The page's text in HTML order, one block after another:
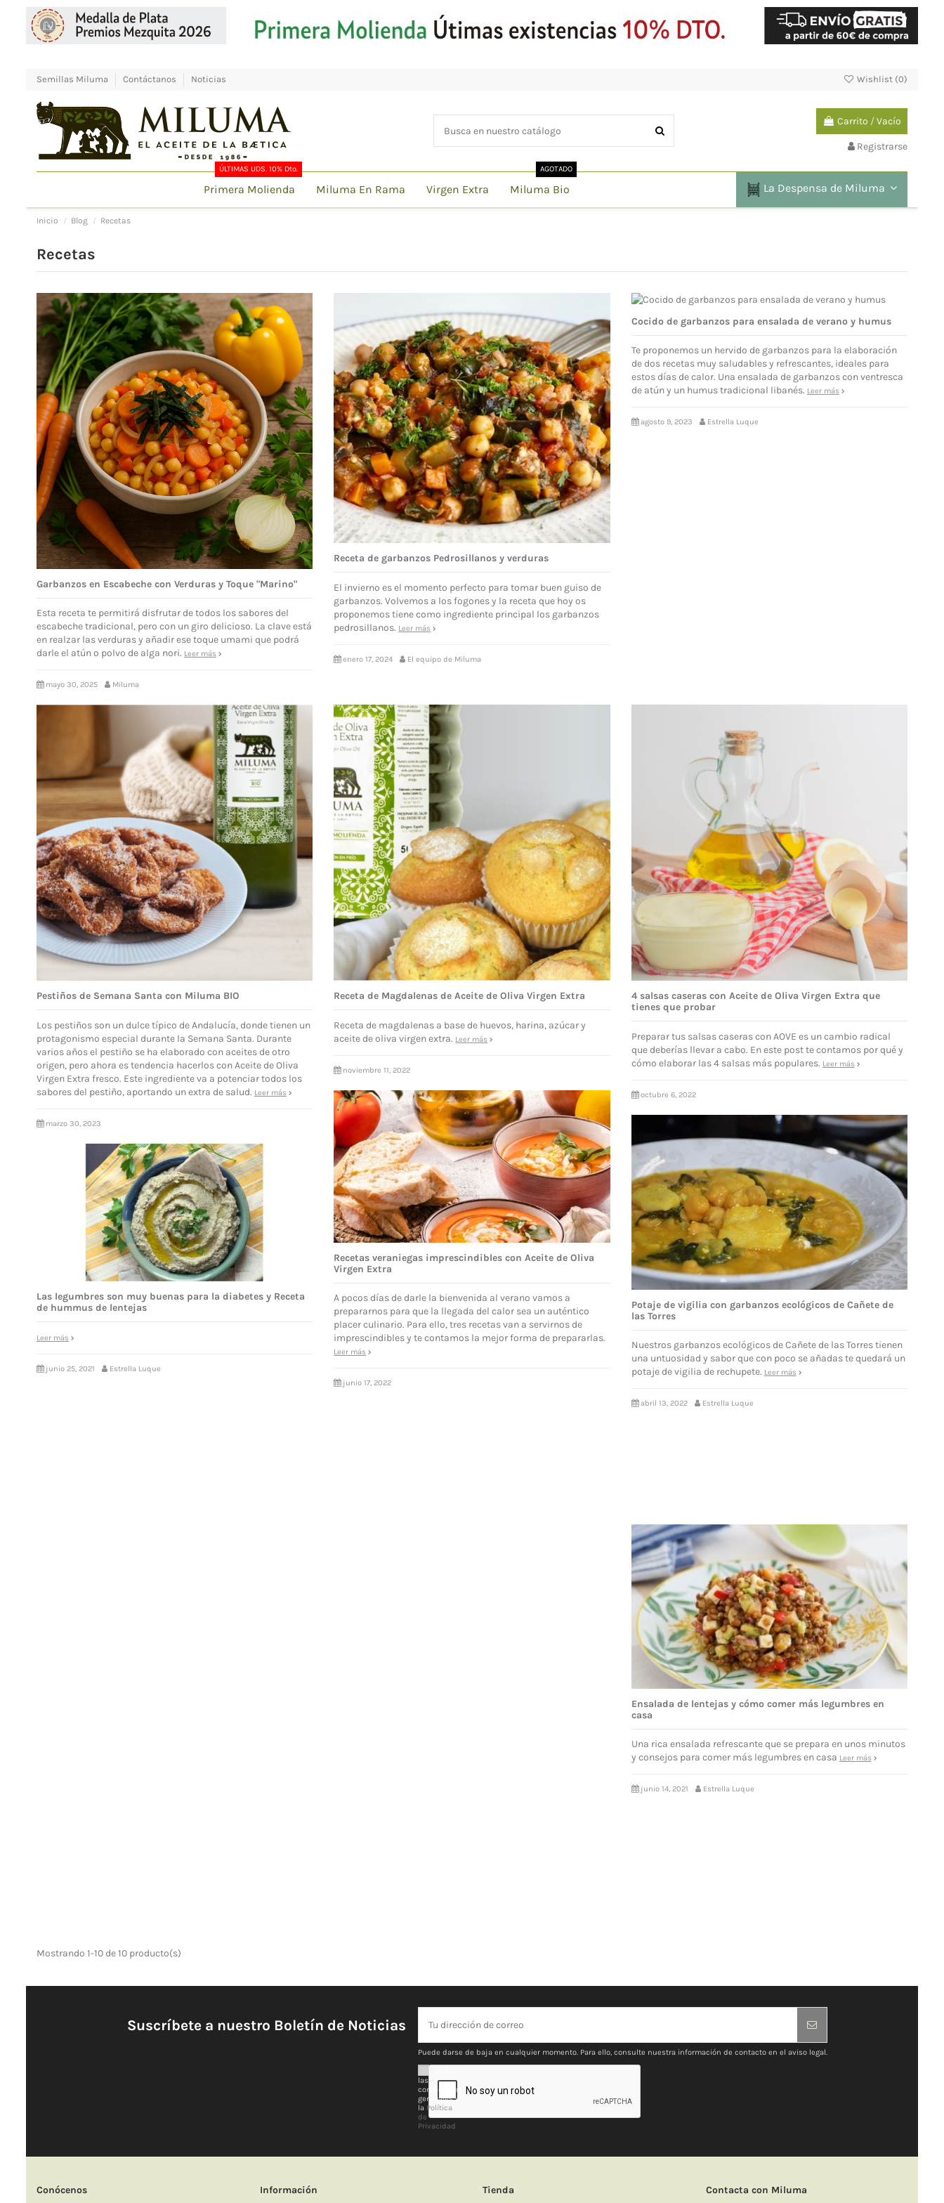
Semillas Miluma Contáctanos Noticias Wishlist (0)
Carrito /Vacío
Registrarse
Primera Molienda
ÚLTIMAS UDS. 10% Dto.
Miluma En Rama Virgen Extra Miluma Bio
AGOTADO
La Despensa de Miluma
Inicio Blog Recetas
Recetas
Garbanzos en Escabeche con Verduras y Toque "Marino"
Esta receta te permitirá disfrutar de todos los sabores del
escabeche tradicional, pero con un giro delicioso. La clave está
en realzar las verduras y añadir ese toque umami que podrá
darle el atún o polvo de alga nori. Leer más
mayo 30, 2025 Miluma
Receta de garbanzos Pedrosillanos y verduras
El invierno es el momento perfecto para tomar buen guiso de
garbanzos. Volvemos a los fogones y la receta que hoy os
proponemos tiene como ingrediente principal los garbanzos
pedrosillanos. Leer más
enero 17, 2024 El equipo de Miluma
Cocido de garbanzos para ensalada de verano y humus
Te proponemos un hervido de garbanzos para la elaboración
de dos recetas muy saludables y refrescantes, ideales para
estos días de calor. Una ensalada de garbanzos con ventresca
de atún y un humus tradicional libanés. Leer más
agosto 9, 2023 Estrella Luque
Pestiños de Semana Santa con Miluma BIO
Los pestiños son un dulce típico de Andalucía, donde tienen un
protagonismo especial durante la Semana Santa. Durante
varios años el pestiño se ha elaborado con aceites de otro
origen, pero ahora es tendencia hacerlos con Aceite de Oliva
Virgen Extra fresco. Este ingrediente va a potenciar todos los
sabores del pestiño, aportando un extra de salud. Leer más
marzo 30, 2023
Receta de Magdalenas de Aceite de Oliva Virgen Extra
Receta de magdalenas a base de huevos, harina, azúcar y
aceite de oliva virgen extra. Leer más
noviembre 11, 2022
4 salsas caseras con Aceite de Oliva Virgen Extra que
tienes que probar
Preparar tus salsas caseras con AOVE es un cambio radical
que deberías llevar a cabo. En este post te contamos por qué y
cómo elaborar las 4 salsas más populares. Leer más
octubre 6, 2022
Recetas veraniegas imprescindibles con Aceite de Oliva
Virgen Extra
A pocos días de darle la bienvenida al verano vamos a
prepararnos para que la llegada del calor sea un auténtico
placer culinario. Para ello, tres recetas van a servirnos de
imprescindibles y te contamos la mejor forma de prepararlas.
Leer más
junio 17, 2022
Potaje de vigilia con garbanzos ecológicos de Cañete de
las Torres
Nuestros garbanzos ecológicos de Cañete de las Torres tienen
una untuosidad y sabor que con poco se añadas te quedará un
potaje de vigilia de rechupete. Leer más
abril 13, 2022 Estrella Luque
Las legumbres son muy buenas para la diabetes y Receta
de hummus de lentejas
Leer más
junio 25, 2021 Estrella Luque
Ensalada de lentejas y cómo comer más legumbres en
casa
Una rica ensalada refrescante que se prepara en unos minutos
y consejos para comer más legumbres en casa Leer más
junio 14, 2021 Estrella Luque
Mostrando 1-10 de 10 producto(s)
Suscríbete a nuestro Boletín de Noticias
Puede darse de baja en cualquier momento. Para ello, consulte nuestra información de contacto en el aviso legal.
las
condiciones
generales y
la Política
de
Privacidad
Conócenos Información Tienda Contacta con Miluma